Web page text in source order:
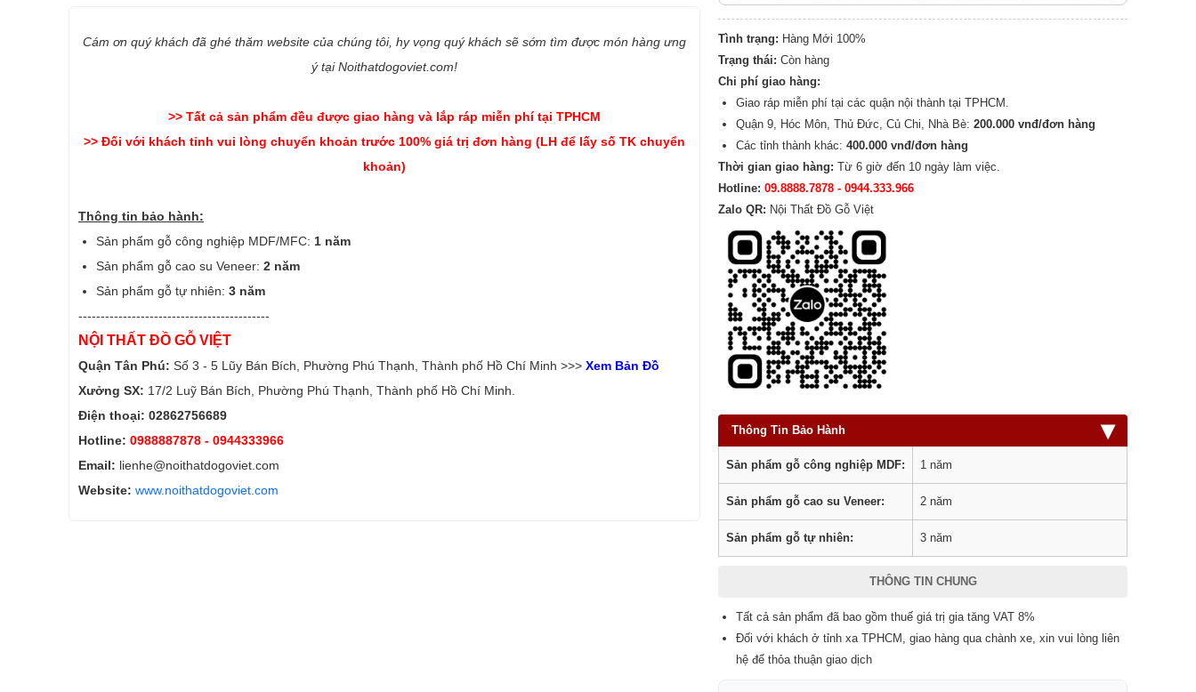
Cám ơn quý khách đã ghé thăm website của chúng tôi, hy vọng quý khách sẽ sớm tìm được món hàng ưng
ý tại Noithatdogoviet.com!
>> Tất cả sản phẩm đều được giao hàng và lắp ráp miễn phí tại TPHCM
>> Đối với khách tỉnh vui lòng chuyển khoản trước 100% giá trị đơn hàng (LH để lấy số TK chuyển
khoản)
Thông tin bảo hành:
Sản phẩm gỗ công nghiệp MDF/MFC: 1 năm
Sản phẩm gỗ cao su Veneer: 2 năm
Sản phẩm gỗ tự nhiên: 3 năm
-------------------------------------------
NỘI THẤT ĐỒ GỖ VIỆT
Quận Tân Phú: Số 3 - 5 Lũy Bán Bích, Phường Phú Thạnh, Thành phố Hồ Chí Minh >>> Xem Bản Đồ
Xưởng SX: 17/2 Luỹ Bán Bích, Phường Phú Thạnh, Thành phố Hồ Chí Minh.
Điện thoại: 02862756689
Hotline: 0988887878 - 0944333966
Email: lienhe@noithatdogoviet.com
Website: www.noithatdogoviet.com
Tình trạng: Hàng Mới 100%
Trạng thái: Còn hàng
Chi phí giao hàng:
Giao ráp miễn phí tại các quận nội thành tại TPHCM.
Quận 9, Hóc Môn, Thủ Đức, Củ Chi, Nhà Bè: 200.000 vnđ/đơn hàng
Các tỉnh thành khác: 400.000 vnđ/đơn hàng
Thời gian giao hàng: Từ 6 giờ đến 10 ngày làm việc.
Hotline: 09.8888.7878 - 0944.333.966
Zalo QR: Nội Thất Đồ Gỗ Việt
Thông Tin Bảo Hành ▾
Sản phẩm gỗ công nghiệp MDF: 1 năm
Sản phẩm gỗ cao su Veneer: 2 năm
Sản phẩm gỗ tự nhiên: 3 năm
THÔNG TIN CHUNG
Tất cả sản phẩm đã bao gồm thuế giá trị gia tăng VAT 8%
Đối với khách ở tỉnh xa TPHCM, giao hàng qua chành xe, xin vui lòng liên
hệ để thỏa thuận giao dịch